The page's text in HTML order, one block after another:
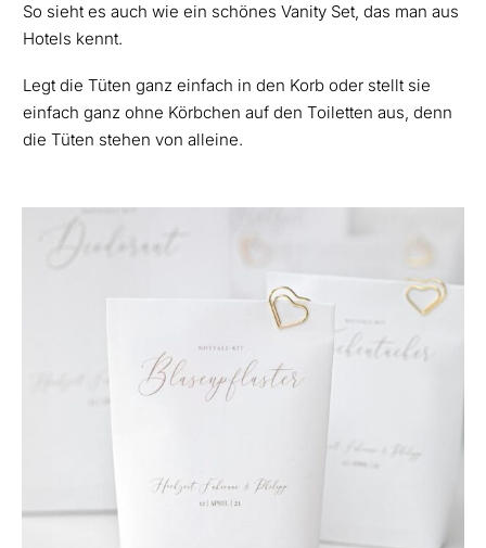
So sieht es auch wie ein schönes Vanity Set, das man aus
Hotels kennt.
Legt die Tüten ganz einfach in den Korb oder stellt sie
einfach ganz ohne Körbchen auf den Toiletten aus, denn
die Tüten stehen von alleine.